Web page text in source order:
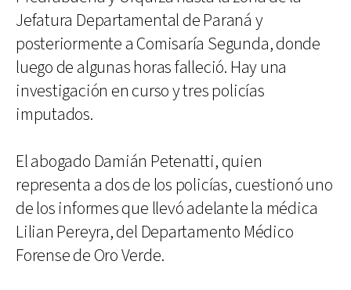
Jefatura Departamental de Paraná y
posteriormente a Comisaría Segunda, donde
luego de algunas horas falleció. Hay una
investigación en curso y tres policías
imputados.
El abogado Damián Petenatti, quien
representa a dos de los policías, cuestionó uno
de los informes que llevó adelante la médica
Lilian Pereyra, del Departamento Médico
Forense de Oro Verde.